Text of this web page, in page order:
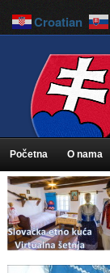
Početna O nama
Croatian